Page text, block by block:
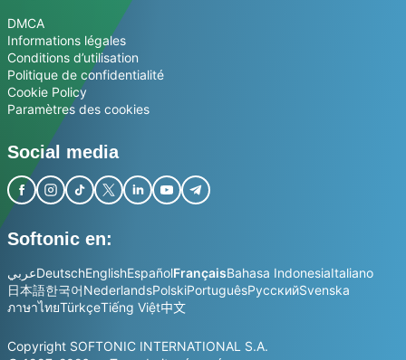
DMCA
Informations légales
Conditions d’utilisation
Politique de confidentialité
Cookie Policy
Paramètres des cookies
Social media
Softonic en:
عربيDeutschEnglishEspañolFrançaisBahasa IndonesiaItaliano
日本語한국어NederlandsPolskiPortuguêsРусскийSvenska
ภาษาไทยTürkçeTiếng Việt中文
Copyright SOFTONIC INTERNATIONAL S.A.